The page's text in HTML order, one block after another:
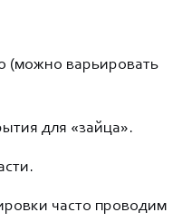
(можно варьировать
для «зайца».
часто проводим